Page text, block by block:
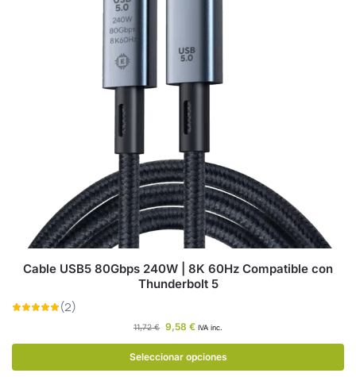
Cable USB5 80Gbps 240W | 8K 60Hz Compatible con
Thunderbolt 5
11,72€ 9,58 € IVA inc.
Seleccionar opciones